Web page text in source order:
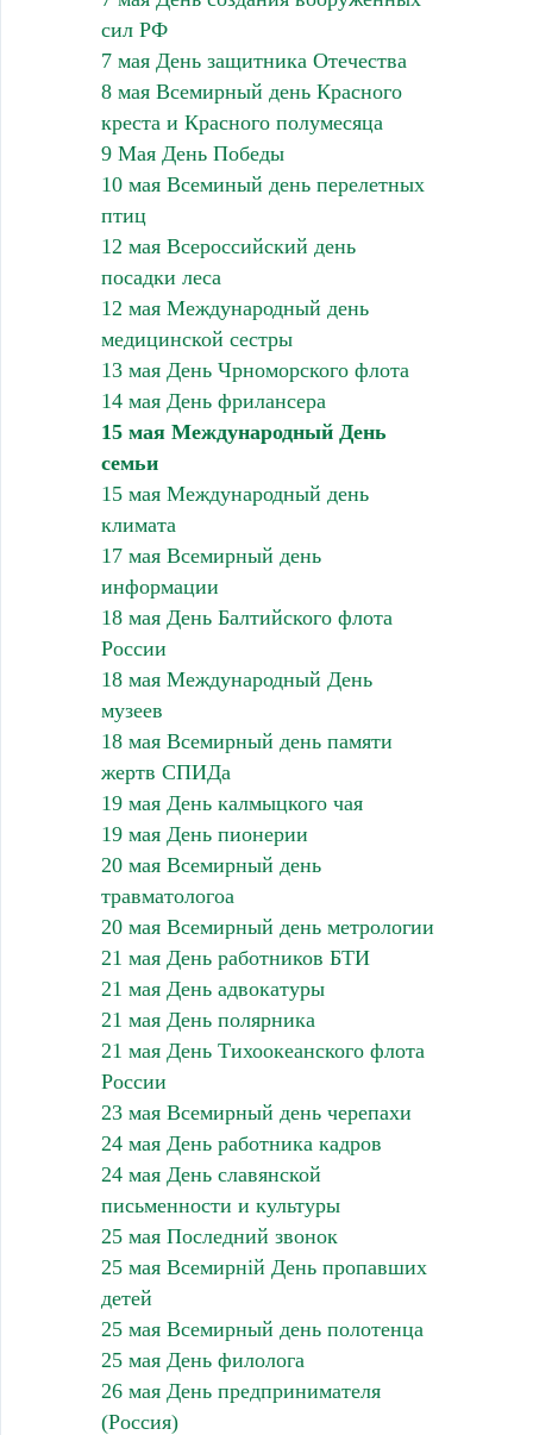
сил РФ
7 мая День защитника Отечества
8 мая Всемирный день Красного
креста и Красного полумесяца
9 Мая День Победы
10 мая Всеминый день перелетных
птиц
12 мая Всероссийский день
посадки леса
12 мая Международный день
медицинской сестры
13 мая День Чрноморского флота
14 мая День фрилансера
15 мая Международный День
семьи
15 мая Международный день
климата
17 мая Всемирный день
информации
18 мая День Балтийского флота
России
18 мая Международный День
музеев
18 мая Всемирный день памяти
жертв СПИДа
19 мая День калмыцкого чая
19 мая День пионерии
20 мая Всемирный день
травматологоа
20 мая Всемирный день метрологии
21 мая День работников БТИ
21 мая День адвокатуры
21 мая День полярника
21 мая День Тихоокеанского флота
России
23 мая Всемирный день черепахи
24 мая День работника кадров
24 мая День славянской
письменности и культуры
25 мая Последний звонок
25 мая Всемирній День пропавших
детей
25 мая Всемирный день полотенца
25 мая День филолога
26 мая День предпринимателя
(Россия)